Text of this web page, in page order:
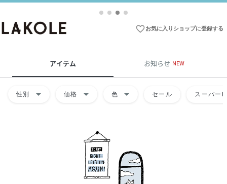
favorite_borderお気に入りショップに登録する
アイテム お知らせ NEW
性別 arrow_drop_down 価格 arrow_drop_down 色 arrow_drop_down セール スーパー